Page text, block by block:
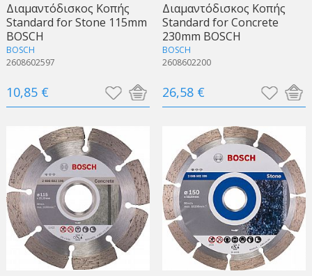
Διαμαντόδισκος Κοπής
Standard for Stone 115mm
BOSCH
BOSCH
2608602597
10,85 €
Διαμαντόδισκος Κοπής
Standard for Concrete
230mm BOSCH
BOSCH
2608602200
26,58 €